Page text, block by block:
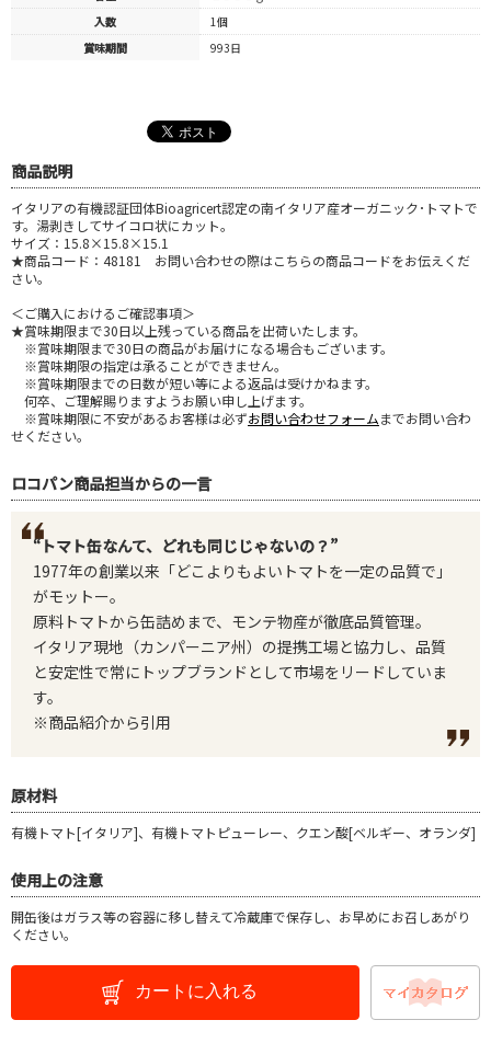
入数
1個
賞味期間
993日
商品説明
イタリアの有機認証団体Bioagricert認定の南イタリア産オーガニック･トマトで
す。湯剥きしてサイコロ状にカット。
サイズ：15.8×15.8×15.1
★商品コード：48181 お問い合わせの際はこちらの商品コードをお伝えくだ
さい。
＜ご購入におけるご確認事項＞
★賞味期限まで30日以上残っている商品を出荷いたします。
※賞味期限まで30日の商品がお届けになる場合もございます。
※賞味期限の指定は承ることができません。
※賞味期限までの日数が短い等による返品は受けかねます。
何卒、ご理解賜りますようお願い申し上げます。
※賞味期限に不安があるお客様は必ずお問い合わせフォームまでお問い合わ
せください。
ロコパン商品担当からの一言
“トマト缶なんて、どれも同じじゃないの？”
1977年の創業以来「どこよりもよいトマトを一定の品質で」
がモットー。
原料トマトから缶詰めまで、モンテ物産が徹底品質管理。
イタリア現地（カンパーニア州）の提携工場と協力し、品質
と安定性で常にトップブランドとして市場をリードしていま
す。
※商品紹介から引用
原材料
有機トマト[イタリア]、有機トマトピューレー、クエン酸[ベルギー、オランダ]
使用上の注意
開缶後はガラス等の容器に移し替えて冷蔵庫で保存し、お早めにお召しあがり
ください。
カートに入れる